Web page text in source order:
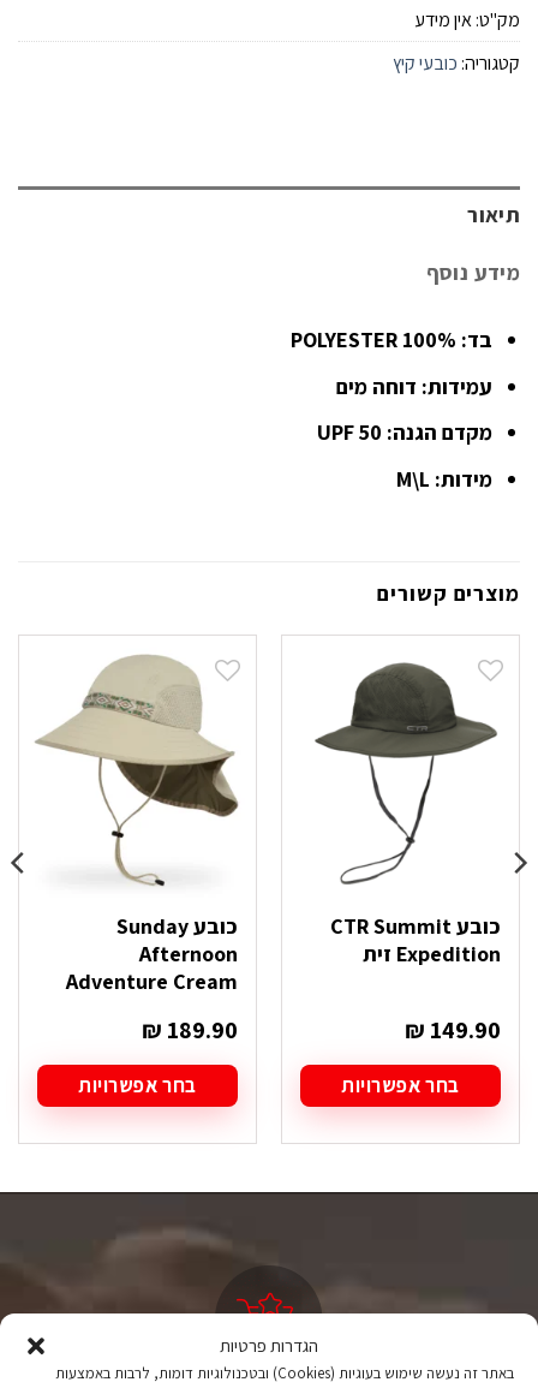
הגדרות פרטיות
באתר זה נעשה שימוש בעוגיות (Cookies) ובטכנולוגיות דומות, לרבות באמצעות
מק"ט:אין מידע
קטגוריה: כובעי קיץ
תיאור
מידע נוסף
בד: 100% POLYESTER
עמידות: דוחה מים
מקדם הגנה: UPF 50
מידות: M\L
מוצרים קשורים
כובע CTR Summit
Expedition זית
₪ 149.90
בחר אפשרויות
זה
האפשרויות
כובע Sunday
Afternoon
Adventure Cream
₪ 189.90
בחר אפשרויות
זה
ניתן
לבחור
האפשרויות
המוצר